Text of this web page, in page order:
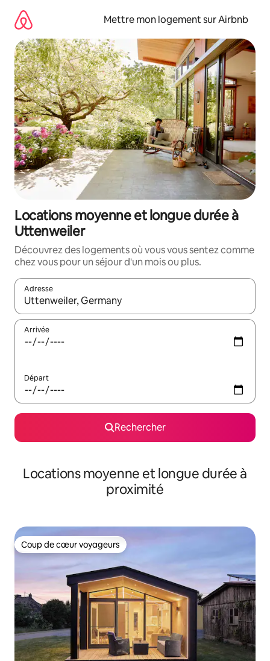
directement
contenu
Mettre mon logement sur Airbnb
Locations moyenne et longue durée à
Uttenweiler
Découvrez des logements où vous vous sentez comme
chez vous pour un séjour d'un mois ou plus.
Adresse
Lorsque les résultats s'affichent, utilisez les flèches vers le
Arrivée
Départ
Rechercher
Locations moyenne et longue durée à
proximité
Coup de cœur voyageurs
Coup de cœur voyageurs